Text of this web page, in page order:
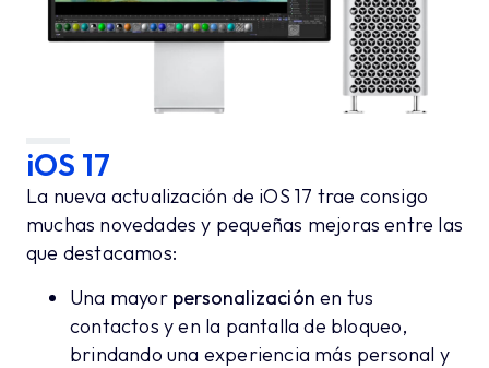
iOS 17
La nueva actualización de iOS 17 trae consigo
muchas novedades y pequeñas mejoras entre las
que destacamos:
Una mayor personalización en tus
contactos y en la pantalla de bloqueo,
brindando una experiencia más personal y